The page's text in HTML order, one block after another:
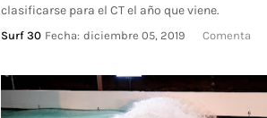
clasificarse para el CT el año que viene.
Surf 30 Fecha: diciembre 05, 2019 Comenta